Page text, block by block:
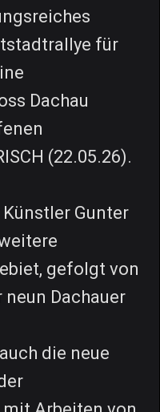
für
Dachau
(22.05.26).
Gunter
gefolgt von
Dachauer
die neue